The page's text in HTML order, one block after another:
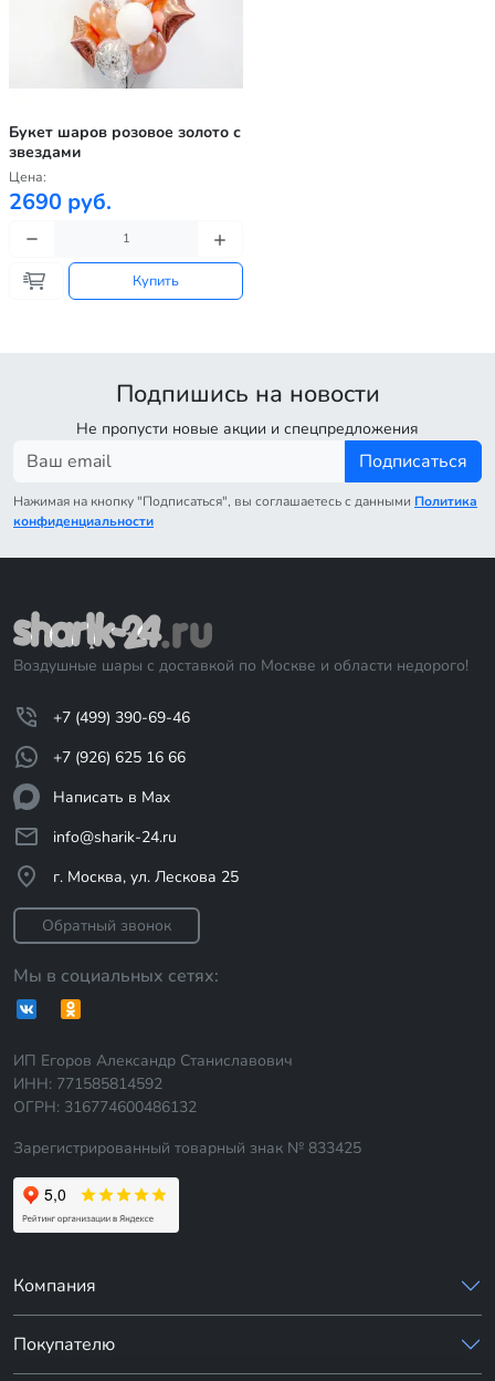
Букет шаров розовое золото с
звездами
Цена:
2690 руб.
Купить
Подпишись на новости
Не пропусти новые акции и спецпредложения
Подписаться
Нажимая на кнопку "Подписаться", вы соглашаетесь с данными Политика
конфиденциальности
Воздушные шары с доставкой по Москве и области недорого!
+7 (499) 390-69-46
+7 (926) 625 16 66
Написать в Max
info@sharik-24.ru
г. Москва, ул. Лескова 25
Обратный звонок
Мы в социальных сетях:
ИП Егоров Александр Станиславович
ИНН: 771585814592
ОГРН: 316774600486132
Зарегистрированный товарный знак № 833425
Компания
Покупателю